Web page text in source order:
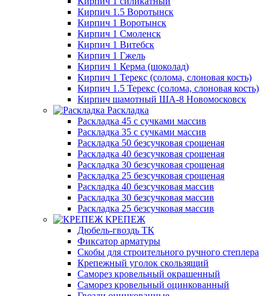
Кирпич 1.5 Воротынск
Кирпич 1 Воротынск
Кирпич 1 Смоленск
Кирпич 1 Витебск
Кирпич 1 Гжель
Кирпич 1 Керма (шоколад)
Кирпич 1 Терекс (солома, слоновая кость)
Кирпич 1.5 Терекс (солома, слоновая кость)
Кирпич шамотный ША-8 Новомосковск
Раскладка
Раскладка 45 с сучками массив
Раскладка 35 с сучками массив
Раскладка 50 безсучковая срощеная
Раскладка 40 безсучковая срощеная
Раскладка 30 безсучковая срощеная
Раскладка 25 безсучковая срощеная
Раскладка 40 безсучковая массив
Раскладка 30 безсучковая массив
Раскладка 25 безсучковая массив
КРЕПЕЖ
Дюбель-гвоздь ТК
Фиксатор арматуры
Скобы для строительного ручного степлера
Крепежный уголок скользящий
Саморез кровельный окрашенный
Саморез кровельный оцинкованный